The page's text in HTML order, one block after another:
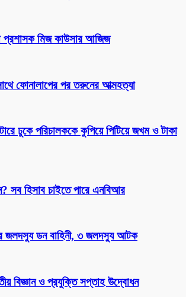
প্রশাসক মিজ কাউসার আজিজ
ফোনালাপের পর তরুনের আত্মহত্যা
ঢুকে পরিচালককে কুপিয়ে পিটিয়ে জখম ও টাকা
সব হিসাব চাইতে পারে এনবিআর
জলদস্যু ডন বাহিনী, ৩ জলদস্যু আটক
বিজ্ঞান ও প্রযুক্তি সপ্তাহ উদ্বোধন